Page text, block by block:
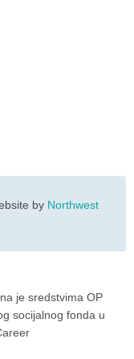
by Northwest
je sredstvima OP
socijalnog fonda u